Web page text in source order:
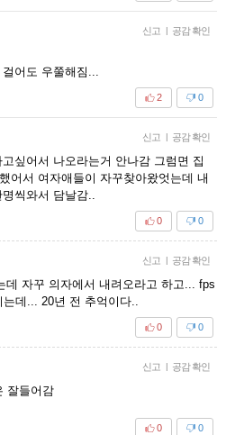
신고 | 공감 확인
어도 우쭐해짐...
0
2
신고 | 공감 확인
싶어서 나오라는거 안나감 그럼면 집
어서 여자애들이 자꾸찾아왔엇는데 내
씩와서 담날감..
0
0
신고 | 공감 확인
데 자꾸 의자에서 내려오라고 하고... fps
데... 20년 전 추억이다..
0
0
신고 | 공감 확인
잘들어감
0
0